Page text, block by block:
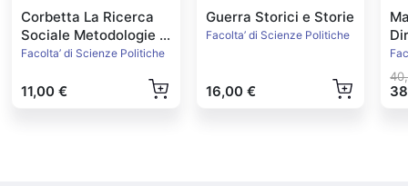
Corbetta La Ricerca
Sociale Metodologie e
Tecniche vol1
Facolta’ di Scienze Politiche
11,00 €
Guerra Storici e Storie
Facolta’ di Scienze Politiche
16,00 €